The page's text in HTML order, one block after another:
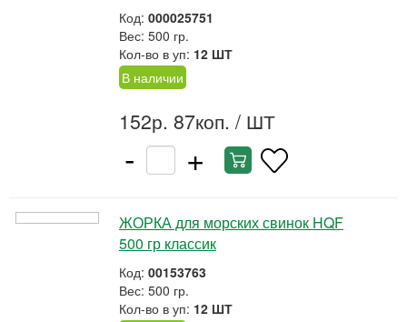
Код: 000025751
Вес: 500 гр.
Кол-во в уп: 12 ШТ
В наличии
152р. 87коп. / ШТ
- +
ЖОРКА для морских свинок HQF
500 гр классик
Код: 00153763
Вес: 500 гр.
Кол-во в уп: 12 ШТ